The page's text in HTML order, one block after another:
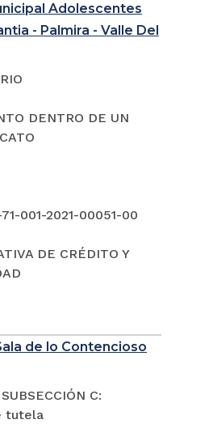
Adolescentes
- Palmira - Valle Del
DENTRO DE UN
001-2021-00051-00
DE CRÉDITO Y
de lo Contencioso
C:
tutela